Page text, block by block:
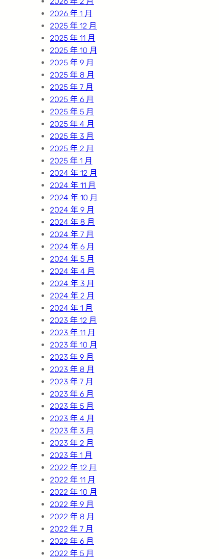
2026 年 1 月
2025 年 12 月
2025 年 11 月
2025 年 10 月
2025 年 9 月
2025 年 8 月
2025 年 7 月
2025 年 6 月
2025 年 5 月
2025 年 4 月
2025 年 3 月
2025 年 2 月
2025 年 1 月
2024 年 12 月
2024 年 11 月
2024 年 10 月
2024 年 9 月
2024 年 8 月
2024 年 7 月
2024 年 6 月
2024 年 5 月
2024 年 4 月
2024 年 3 月
2024 年 2 月
2024 年 1 月
2023 年 12 月
2023 年 11 月
2023 年 10 月
2023 年 9 月
2023 年 8 月
2023 年 7 月
2023 年 6 月
2023 年 5 月
2023 年 4 月
2023 年 3 月
2023 年 2 月
2023 年 1 月
2022 年 12 月
2022 年 11 月
2022 年 10 月
2022 年 9 月
2022 年 8 月
2022 年 7 月
2022 年 6 月
2022 年 5 月